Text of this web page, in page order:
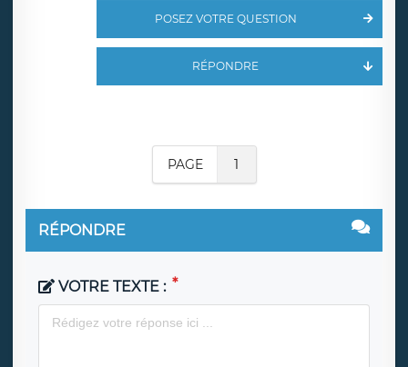
POSEZ VOTRE QUESTION
RÉPONDRE
PAGE 1
RÉPONDRE
VOTRE TEXTE :